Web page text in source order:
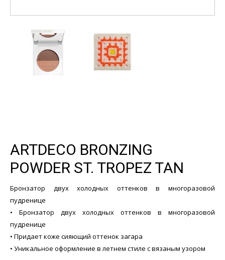
ARTDECO BRONZING
POWDER ST. TROPEZ TAN
Бронзатор двух холодных оттенков в многоразовой
пудренице
• Бронзатор двух холодных оттенков в многоразовой
пудренице
• Придает коже сияющий оттенок загара
• Уникальное оформление в летнем стиле с вязаным узором